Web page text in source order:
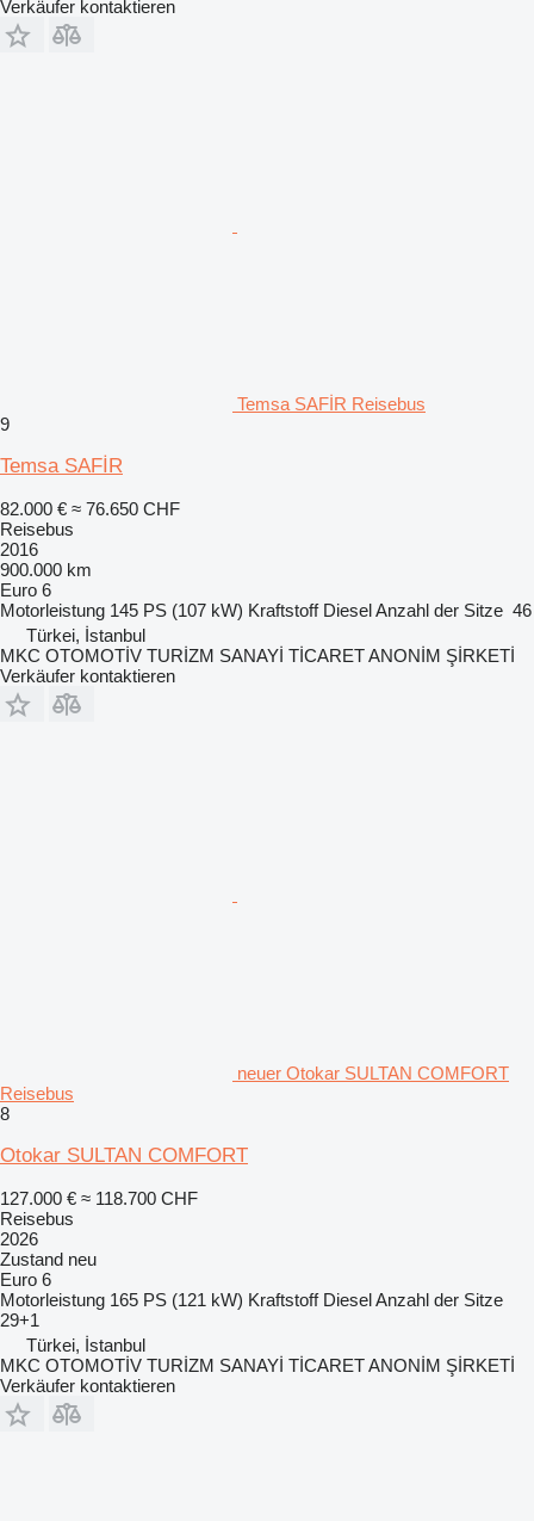
Verkäufer kontaktieren
Temsa SAFİR Reisebus
9
Temsa SAFİR
82.000 € ≈ 76.650 CHF
Reisebus
2016
900.000 km
Euro 6
Motorleistung 145 PS (107 kW) Kraftstoff DieselAnzahl der Sitze 46
Türkei, İstanbul
MKC OTOMOTİV TURİZM SANAYİ TİCARET ANONİM ŞİRKETİ
Verkäufer kontaktieren
neuer Otokar SULTAN COMFORT
Reisebus
8
Otokar SULTAN COMFORT
127.000 € ≈ 118.700 CHF
Reisebus
2026
Zustand neu
Euro 6
Motorleistung 165 PS (121 kW) Kraftstoff DieselAnzahl der Sitze
29+1
Türkei, İstanbul
MKC OTOMOTİV TURİZM SANAYİ TİCARET ANONİM ŞİRKETİ
Verkäufer kontaktieren